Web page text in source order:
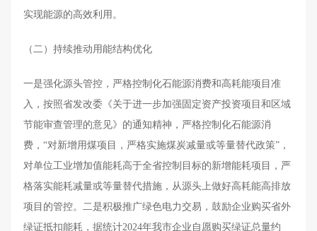
实现能源的高效利用。
（二）持续推动用能结构优化
一是强化源头管控，严格控制化石能源消费和高耗能项目准
入，按照省发改委《关于进一步加强固定资产投资项目和区域
节能审查管理的意见》的通知精神，严格控制化石能源消
费，“对新增用煤项目，严格实施煤炭减量或等量替代政策”，
对单位工业增加值能耗高于全省控制目标的新增能耗项目，严
格落实能耗减量或等量替代措施，从源头上做好高耗能高排放
项目的管控。二是积极推广绿色电力交易，鼓励企业购买省外
绿证抵扣能耗，据统计2024年我市企业自愿购买绿证总量约